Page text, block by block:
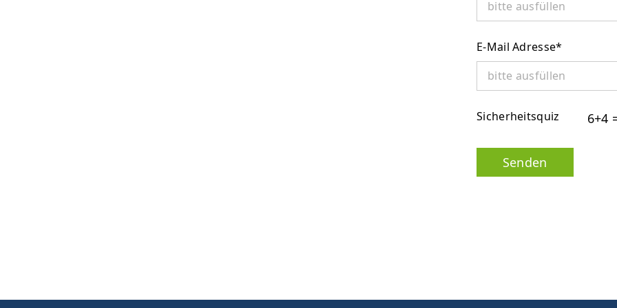
E-Mail Adresse*
Sicherheitsquiz 6+4